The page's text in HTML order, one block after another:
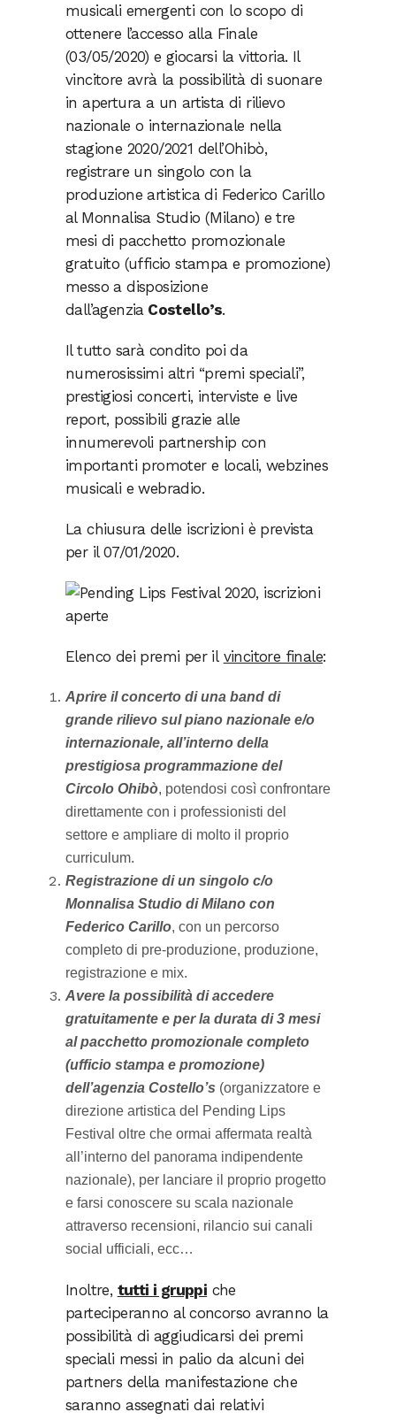
musicali emergenti con lo scopo di
ottenere l’accesso alla Finale
(03/05/2020) e giocarsi la vittoria. Il
vincitore avrà la possibilità di suonare
in apertura a un artista di rilievo
nazionale o internazionale nella
stagione 2020/2021 dell’Ohibò,
registrare un singolo con la
produzione artistica di Federico Carillo
al Monnalisa Studio (Milano) e tre
mesi di pacchetto promozionale
gratuito (ufficio stampa e promozione)
messo a disposizione
dall’agenzia Costello’s.
Il tutto sarà condito poi da
numerosissimi altri “premi speciali”,
prestigiosi concerti, interviste e live
report, possibili grazie alle
innumerevoli partnership con
importanti promoter e locali, webzines
musicali e webradio.
La chiusura delle iscrizioni è prevista
per il 07/01/2020.
Elenco dei premi per il vincitore finale:
Aprire il concerto di una band di
grande rilievo sul piano nazionale e/o
internazionale, all’interno della
prestigiosa programmazione del
Circolo Ohibò, potendosi così confrontare
direttamente con i professionisti del
settore e ampliare di molto il proprio
curriculum.
Registrazione di un singolo c/o
Monnalisa Studio di Milano con
Federico Carillo, con un percorso
completo di pre-produzione, produzione,
registrazione e mix.
Avere la possibilità di accedere
gratuitamente e per la durata di 3 mesi
al pacchetto promozionale completo
(ufficio stampa e promozione)
dell’agenzia Costello’s (organizzatore e
direzione artistica del Pending Lips
Festival oltre che ormai affermata realtà
all’interno del panorama indipendente
nazionale), per lanciare il proprio progetto
e farsi conoscere su scala nazionale
attraverso recensioni, rilancio sui canali
social ufficiali, ecc…
Inoltre, tutti i gruppi che
parteciperanno al concorso avranno la
possibilità di aggiudicarsi dei premi
speciali messi in palio da alcuni dei
partners della manifestazione che
saranno assegnati dai relativi